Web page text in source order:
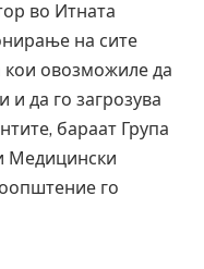
во Итната
на сите
овозможиле да
и да го загрозува
бараат Група
Медицински
го